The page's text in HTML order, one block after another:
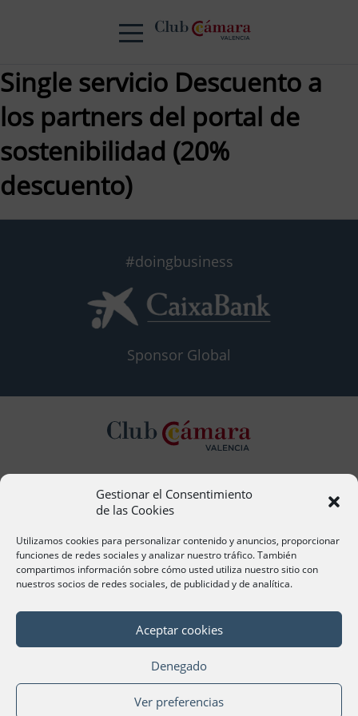
Gestionar el Consentimiento
de las Cookies
Utilizamos cookies para personalizar contenido y anuncios, proporcionar
funciones de redes sociales y analizar nuestro tráfico. También
compartimos información sobre cómo usted utiliza nuestro sitio con
nuestros socios de redes sociales, de publicidad y de analítica.
Aceptar cookies
Denegado
Ver preferencias
Single servicio Descuento a
los partners del portal de
sostenibilidad (20%
descuento)
#doingbusiness
Sponsor Global
Contacto
acervera@camaravalencia.com
961 366 212
Síguenos
Navegación de València 2020